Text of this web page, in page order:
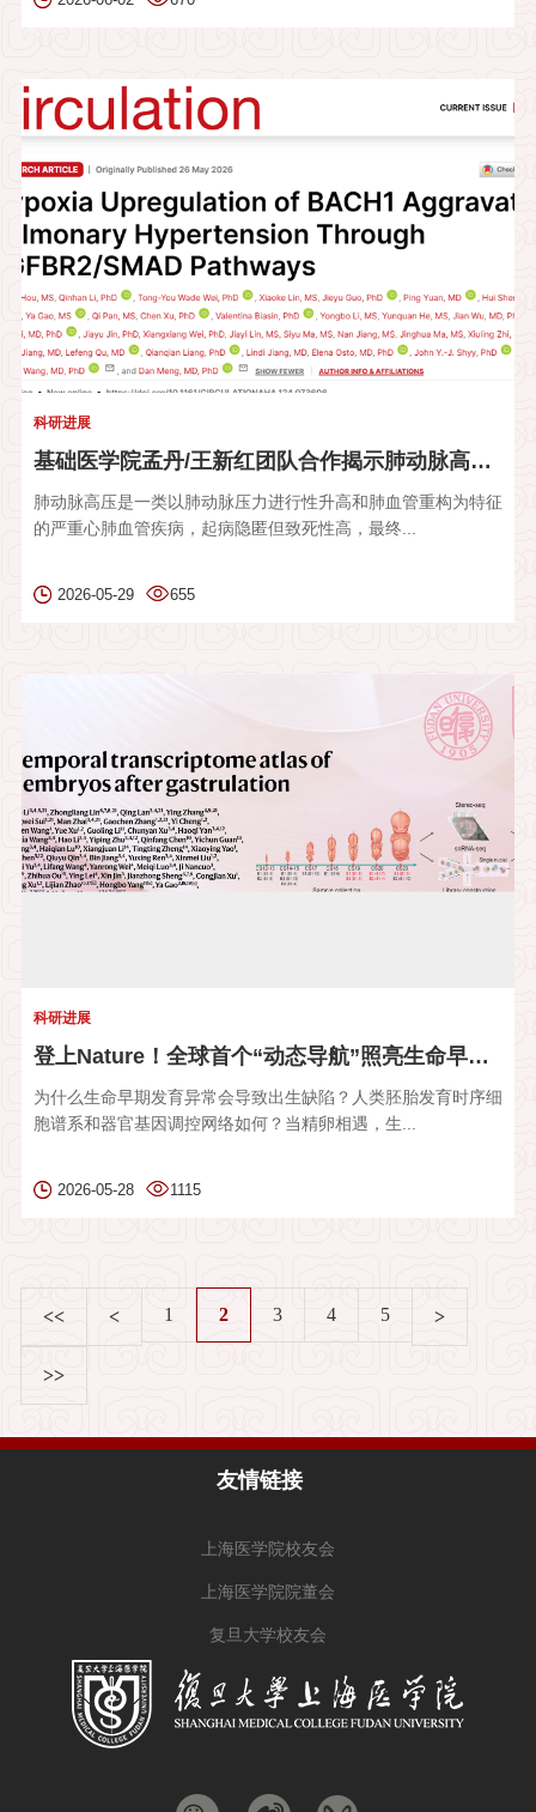
科研进展
基础医学院孟丹/王新红团队合作揭示肺动脉高压调控新机制：BACH1...
肺动脉高压是一类以肺动脉压力进行性升高和肺血管重构为特征
的严重心肺血管疾病，起病隐匿但致死性高，最终...
2026-05-29 655
科研进展
登上Nature！全球首个“动态导航”照亮生命早期发育“黑箱”
为什么生命早期发育异常会导致出生缺陷？人类胚胎发育时序细
胞谱系和器官基因调控网络如何？当精卵相遇，生...
2026-05-28 1115
<< < 1 2 3 4 5 >
>>
友情链接
上海医学院校友会
上海医学院院董会
复旦大学校友会